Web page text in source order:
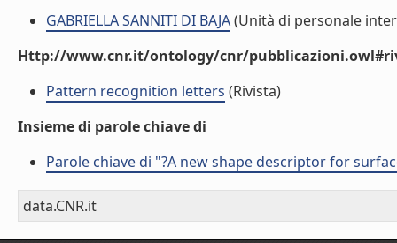
GABRIELLA SANNITI DI BAJA(Unità di personale
Http://www.cnr.it/ontology/cnr/
Pattern recognition letters (Rivista)
Insieme di parole chiave di
Parole chiave di "?A new shape descriptor for
data.CNR.it